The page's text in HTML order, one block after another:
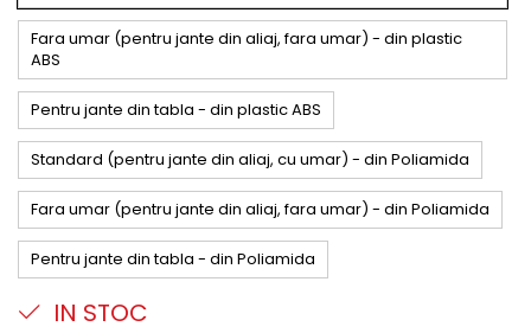
Fara umar (pentru jante din aliaj, fara umar) - din plastic
ABS
Pentru jante din tabla - din plastic ABS
Standard (pentru jante din aliaj, cu umar) - din Poliamida
Fara umar (pentru jante din aliaj, fara umar) - din Poliamida
Pentru jante din tabla - din Poliamida
IN STOC